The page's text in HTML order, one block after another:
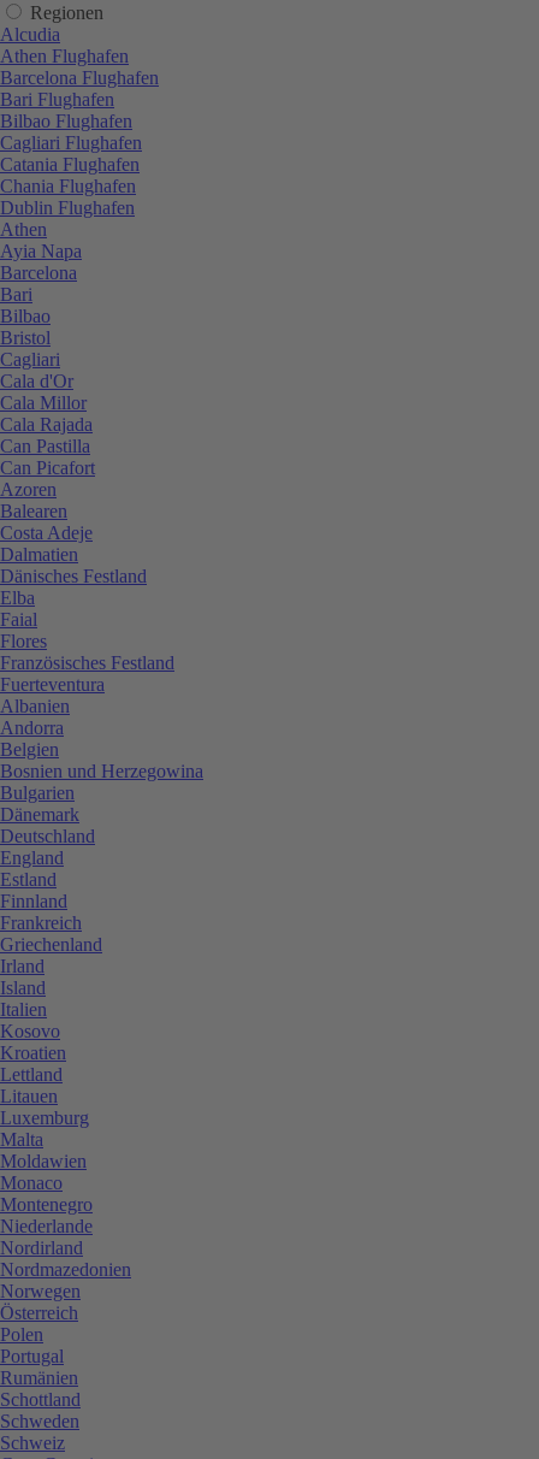
Regionen
Alcudia
Athen Flughafen
Barcelona Flughafen
Bari Flughafen
Bilbao Flughafen
Cagliari Flughafen
Catania Flughafen
Chania Flughafen
Dublin Flughafen
Athen
Ayia Napa
Barcelona
Bari
Bilbao
Bristol
Cagliari
Cala d'Or
Cala Millor
Cala Rajada
Can Pastilla
Can Picafort
Azoren
Balearen
Costa Adeje
Dalmatien
Dänisches Festland
Elba
Faial
Flores
Französisches Festland
Fuerteventura
Albanien
Andorra
Belgien
Bosnien und Herzegowina
Bulgarien
Dänemark
Deutschland
England
Estland
Finnland
Frankreich
Griechenland
Irland
Island
Italien
Kosovo
Kroatien
Lettland
Litauen
Luxemburg
Malta
Moldawien
Monaco
Montenegro
Niederlande
Nordirland
Nordmazedonien
Norwegen
Österreich
Polen
Portugal
Rumänien
Schottland
Schweden
Schweiz